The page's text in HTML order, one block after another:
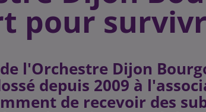
pour
l'Orchestre Dijon
depuis 2009 à
de recevoir des